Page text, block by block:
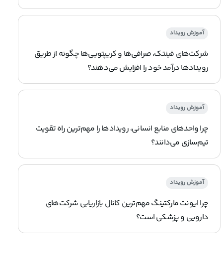
آموزش رویداد
شرکت‌های فینتک، صرافی‌ها و کریپتویی‌ها چگونه از طریق
رویدادها درآمد خود را افزایش می‌دهند؟
آموزش رویداد
چرا واحدهای منابع انسانی، رویدادها را مهم‌ترین راه تقویت
تیم‌سازی می‌دانند؟
آموزش رویداد
چرا ایونت مارکتینگ مهم‌ترین کانال بازاریابی شرکت‌های
دارویی و پزشکی است؟